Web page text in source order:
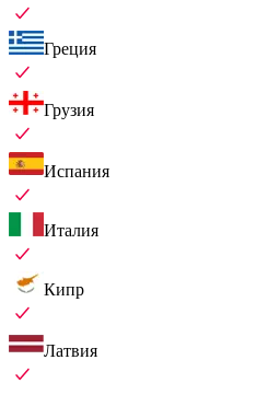
Греция
Грузия
Испания
Италия
Кипр
Латвия